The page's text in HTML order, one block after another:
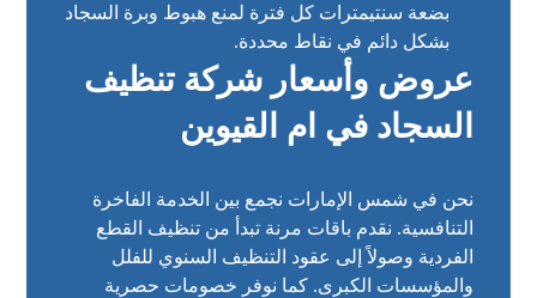
بضعة سنتيمترات كل فترة لمنع هبوط وبرة السجاد
بشكل دائم في نقاط محددة.
عروض وأسعار شركة تنظيف
السجاد في ام القيوين
نحن في شمس الإمارات نجمع بين الخدمة الفاخرة
التنافسية. نقدم باقات مرنة تبدأ من تنظيف القطع
الفردية وصولاً إلى عقود التنظيف السنوي للفلل
والمؤسسات الكبرى. كما نوفر خصومات حصرية